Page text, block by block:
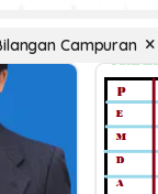
Campuran